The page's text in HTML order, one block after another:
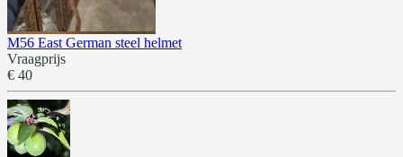
M56 East German steel helmet
Vraagprijs
€ 40